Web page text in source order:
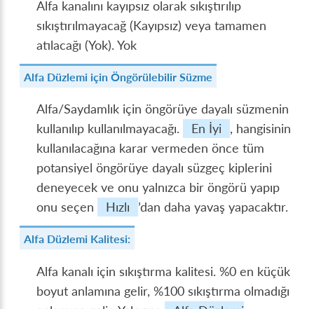
Alfa kanalını kayıpsız olarak sıkıştırılıp
sıkıştırılmayacağ (Kayıpsız) veya tamamen
atılacağı (Yok). Yok
Alfa Düzlemi için Öngörülebilir Süzme
Alfa/Saydamlık için öngörüye dayalı süzmenin
kullanılıp kullanılmayacağı.
En İyi
, hangisinin
kullanılacağına karar vermeden önce tüm
potansiyel öngörüye dayalı süzgeç kiplerini
deneyecek ve onu yalnızca bir öngörü yapıp
onu seçen
Hızlı ’dan daha yavaş yapacaktır.
Alfa Düzlemi Kalitesi:
Alfa kanalı için sıkıştırma kalitesi. %​0 en küçük
boyut anlamına gelir, %​100 sıkıştırma olmadığı